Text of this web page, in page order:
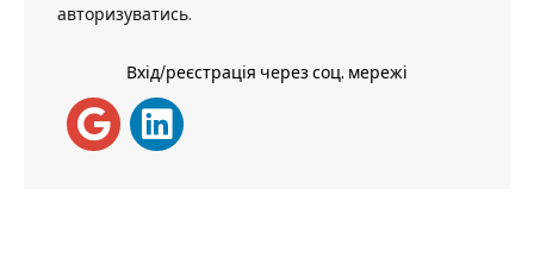
авторизуватись.
Вхід/реєстрація через соц. мережі